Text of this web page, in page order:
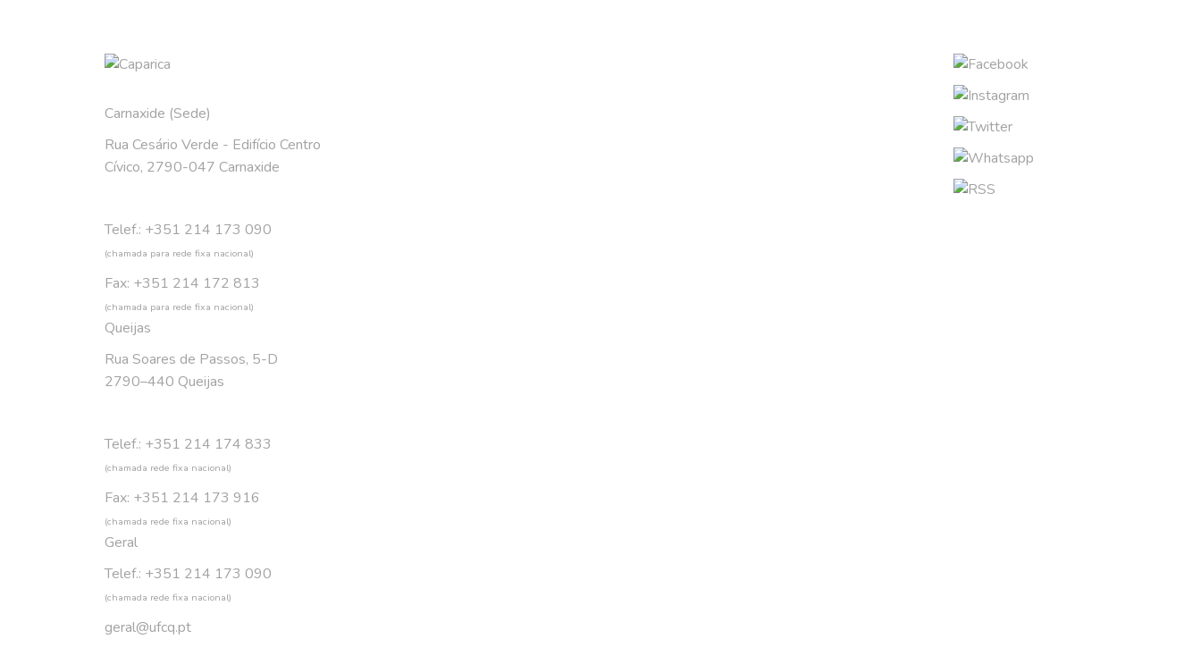
Carnaxide (Sede)
Rua Cesário Verde - Edifício Centro
Cívico, 2790-047 Carnaxide
Telef.: +351 214 173 090
(chamada para rede fixa nacional)
Fax: +351 214 172 813
(chamada para rede fixa nacional)
Queijas
Rua Soares de Passos, 5-D
2790–440 Queijas
Telef.: +351 214 174 833
(chamada rede fixa nacional)
Fax: +351 214 173 916
(chamada rede fixa nacional)
Geral
Telef.: +351 214 173 090
(chamada rede fixa nacional)
geral@ufcq.pt